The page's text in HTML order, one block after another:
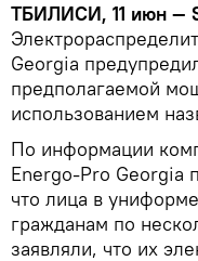
ТБИЛИСИ, 11 июн —
Georgia
предполагаемой
использованием
По информации
Energo-Pro Georgia
что лица в
гражданам по
заявляли, что их